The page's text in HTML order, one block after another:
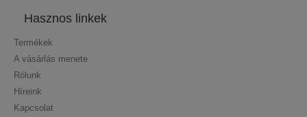
Hasznos linkek
Termékek
A vásárlás menete
Rólunk
Híreink
Kapcsolat